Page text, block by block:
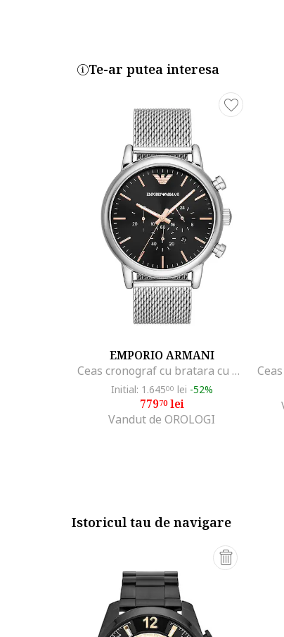
Te-ar putea interesa
EMPORIO ARMANI
Ceas cronograf cu bratara cu model plasa, Argintiu
Initial: 1.64500 lei -52%
77970lei
Vandut de OROLOGI
Istoricul tau de navigare